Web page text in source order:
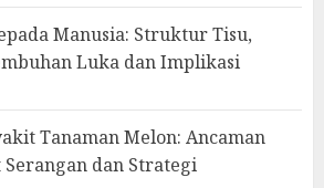
Manusia: Struktur Tisu,
Luka dan Implikasi
Tanaman Melon: Ancaman
dan Strategi